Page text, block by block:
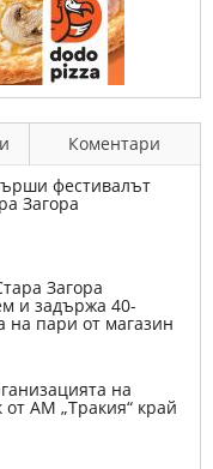
Коментари
фестивалът
Загора
Загора
и задържа 40-
пари от магазин
на
АМ „Тракия“ край